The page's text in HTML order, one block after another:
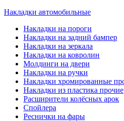
Накладки автомобильные
Накладки на пороги
Накладки на задний бампер
Накладки на зеркала
Накладки на ковролин
Молдинги на двери
Накладки на ручки
Накладки хромированные
Накладки из пластика прочие
Расширители колёсных арок
Спойлера
Реснички на фары